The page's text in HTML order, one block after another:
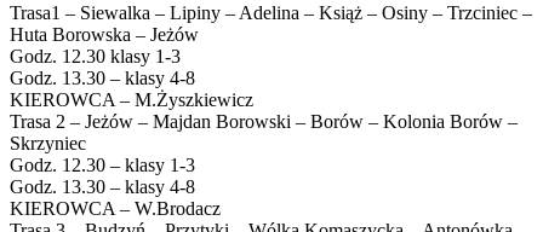
Trasa1 – Siewalka – Lipiny – Adelina – Książ – Osiny – Trzciniec –
Huta Borowska – Jeżów
Godz. 12.30 klasy 1-3
Godz. 13.30 – klasy 4-8
KIEROWCA – M.Żyszkiewicz
Trasa 2 – Jeżów – Majdan Borowski – Borów – Kolonia Borów –
Skrzyniec
Godz. 12.30 – klasy 1-3
Godz. 13.30 – klasy 4-8
KIEROWCA – W.Brodacz